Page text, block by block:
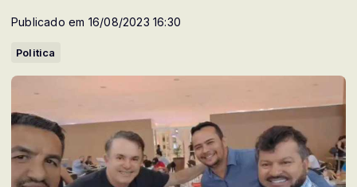
Publicado em 16/08/2023 16:30
Politica